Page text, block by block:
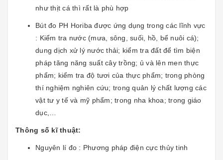
như thịt cá thì rất là phù hợp
Bút đo PH Horiba được ứng dụng trong các lĩnh vực
: Kiểm tra nước (mưa, sông, suối, hồ, bể nuôi cá);
dung dịch xử lý nước thải; kiểm tra đất để tìm biện
pháp tăng năng suất cây trồng; ủ và lên men thực
phẩm; kiểm tra độ tươi của thực phẩm; trong phòng
thí nghiệm nghiên cứu; trong quản lý chất lượng các
vật tư y tế và mỹ phẩm; trong nha khoa; trong giáo
dục,…
Thông số kĩ thuật:
Nguyên lí đo : Phương pháp điện cực thủy tinh